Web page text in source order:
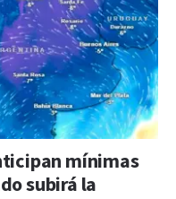
mínimas
subirá la